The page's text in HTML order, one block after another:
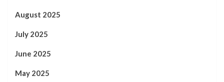
August 2025
July 2025
June 2025
May 2025